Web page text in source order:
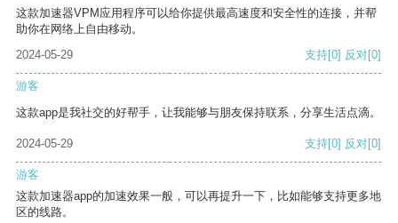
这款加速器VPM应用程序可以给你提供最高速度和安全性的连接，并帮
助你在网络上自由移动。
2024-05-29
支持[0] 反对[0]
游客
这款app是我社交的好帮手，让我能够与朋友保持联系，分享生活点滴。
2024-05-29 支持[0] 反对[0]
游客
这款加速器app的加速效果一般，可以再提升一下，比如能够支持更多地
区的线路。